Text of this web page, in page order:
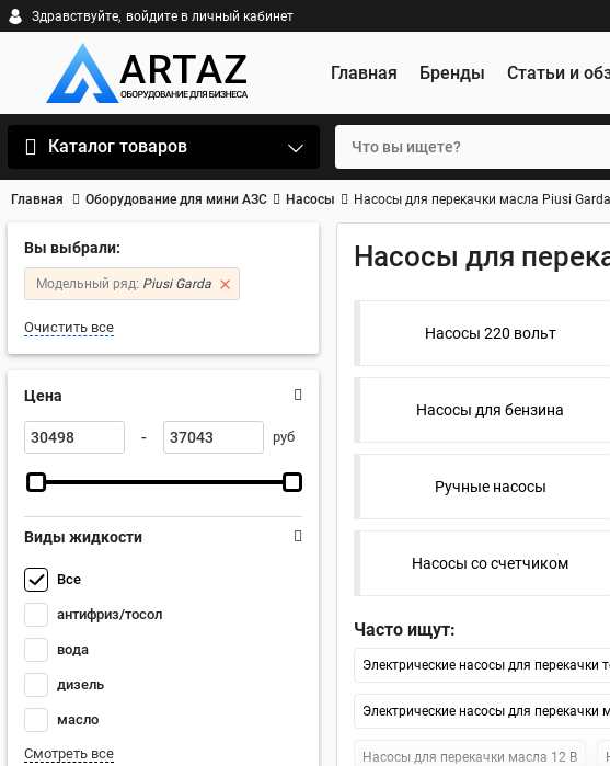
Здравствуйте, войдите в личный кабинет
Главная Бренды Статьи и
Каталог товаров
Главная Оборудование для мини АЗС Насосы Насосы для перекачки масла Piusi Garda
Вы выбрали:
Модельный ряд: Piusi Garda
Очистить все
Цена
- руб
Виды жидкости
Все
антифриз/тосол
вода
дизель
масло
Смотреть все
Насосы для
Насосы 220 вольт
Насосы для бензина
Ручные насосы
Насосы со счетчиком
Часто ищут:
Электрические насосы для перекачки
Электрические насосы для перекачки
Насосы для перекачки масла 12 В